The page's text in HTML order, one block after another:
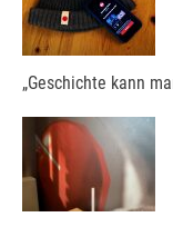
„Geschichte kann